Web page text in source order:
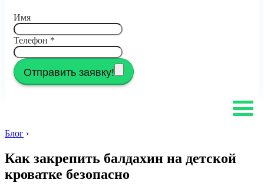
Имя
Телефон *
Отправить заявку!
Блог ›
Как закрепить балдахин на детской
кроватке безопасно